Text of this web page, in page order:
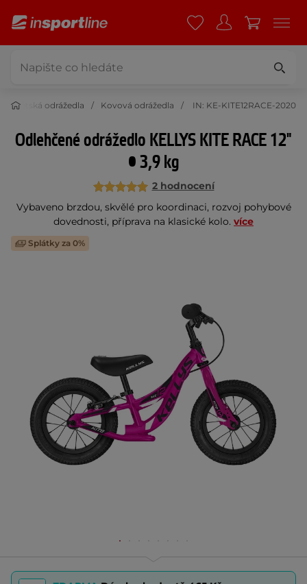
Dětská odrážedla Kovová odrážedla IN: KE-KITE12RACE-2020
Odlehčené odrážedlo KELLYS KITE RACE 12"
• 3,9 kg
2 hodnocení
Vybaveno brzdou, skvělé pro koordinaci, rozvoj pohybové
dovednosti, příprava na klasické kolo. více
Splátky za 0%